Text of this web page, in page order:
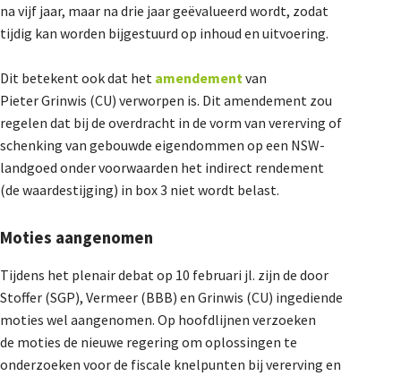
na vijf jaar, maar na drie jaar geëvalueerd wordt, zodat
tijdig kan worden bijgestuurd op inhoud en uitvoering.
Dit betekent ook dat het amendementvan
Pieter Grinwis (CU) verworpen is. Dit amendement zou
regelen dat bij de overdracht in de vorm van vererving of
schenking van gebouwde eigendommen op een NSW-
landgoed onder voorwaarden het indirect rendement
(de waardestijging) in box 3 niet wordt belast.
Moties aangenomen
Tijdens het plenair debat op 10 februari jl. zijn de door
Stoffer (SGP), Vermeer (BBB) en Grinwis (CU) ingediende
moties wel aangenomen. Op hoofdlijnen verzoeken
de moties de nieuwe regering om oplossingen te
onderzoeken voor de fiscale knelpunten bij vererving en